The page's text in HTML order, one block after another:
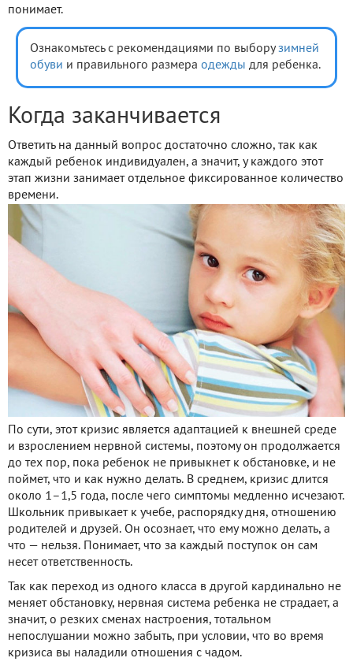
понимает.
Ознакомьтесь с рекомендациями по выборузимней
обуви и правильного размера одежды для ребенка.
Когда заканчивается
Ответить на данный вопрос достаточно сложно, так как
каждый ребенок индивидуален, а значит, у каждого этот
этап жизни занимает отдельное фиксированное количество
времени.
По сути, этот кризис является адаптацией к внешней среде
и взрослением нервной системы, поэтому он продолжается
до тех пор, пока ребенок не привыкнет к обстановке, и не
поймет, что и как нужно делать. В среднем, кризис длится
около 1–1,5 года, после чего симптомы медленно исчезают.
Школьник привыкает к учебе, распорядку дня, отношению
родителей и друзей. Он осознает, что ему можно делать, а
что — нельзя. Понимает, что за каждый поступок он сам
несет ответственность.
Так как переход из одного класса в другой кардинально не
меняет обстановку, нервная система ребенка не страдает, а
значит, о резких сменах настроения, тотальном
непослушании можно забыть, при условии, что во время
кризиса вы наладили отношения с чадом.